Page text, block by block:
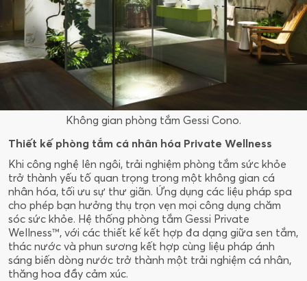
Không gian phòng tắm Gessi Cono.
Thiết kế phòng tắm cá nhân hóa Private Wellness
Khi công nghệ lên ngôi, trải nghiệm phòng tắm sức khỏe
trở thành yếu tố quan trọng trong một không gian cá
nhân hóa, tối ưu sự thư giãn. Ứng dụng các liệu pháp spa
cho phép bạn hưởng thụ trọn vẹn mọi công dụng chăm
sóc sức khỏe. Hệ thống phòng tắm Gessi Private
Wellness™, với các thiết kế kết hợp đa dạng giữa sen tắm,
thác nước và phun sương kết hợp cùng liệu pháp ánh
sáng biến dòng nước trở thành một trải nghiệm cá nhân,
thăng hoa đầy cảm xúc.